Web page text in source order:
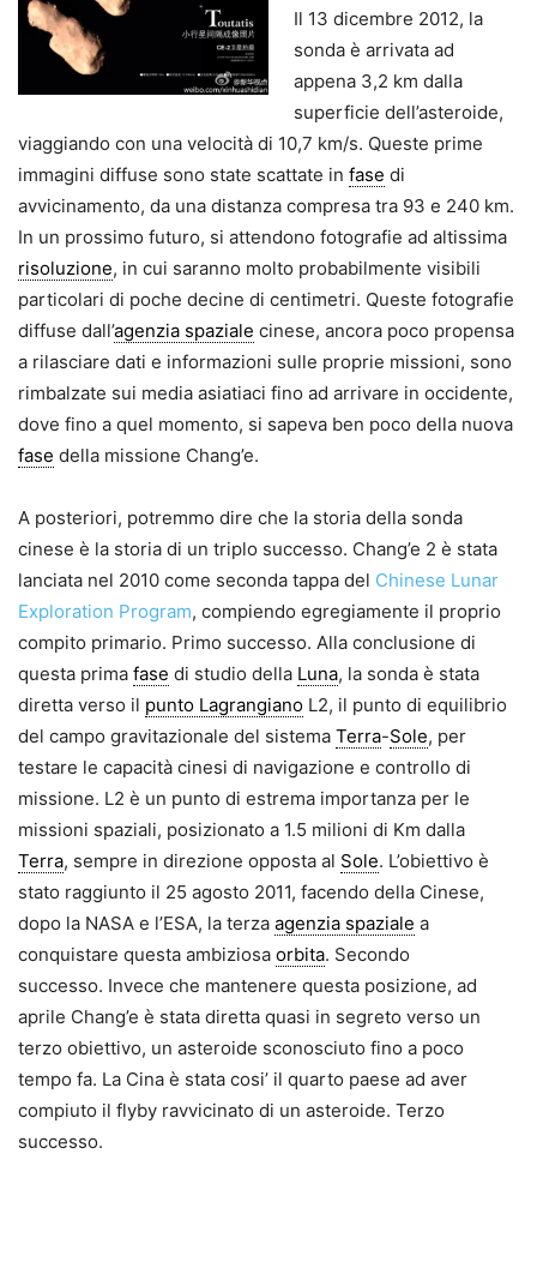
Il 13 dicembre 2012, la
sonda è arrivata ad
appena 3,2 km dalla
superficie dell’asteroide,
viaggiando con una velocità di 10,7 km/s. Queste prime
immagini diffuse sono state scattate in fase di
avvicinamento, da una distanza compresa tra 93 e 240 km.
In un prossimo futuro, si attendono fotografie ad altissima
risoluzione, in cui saranno molto probabilmente visibili
particolari di poche decine di centimetri. Queste fotografie
diffuse dall’agenzia spaziale cinese, ancora poco propensa
a rilasciare dati e informazioni sulle proprie missioni, sono
rimbalzate sui media asiatiaci fino ad arrivare in occidente,
dove fino a quel momento, si sapeva ben poco della nuova
fase della missione Chang’e.
A posteriori, potremmo dire che la storia della sonda
cinese è la storia di un triplo successo. Chang’e 2 è stata
lanciata nel 2010 come seconda tappa del Chinese Lunar
Exploration Program, compiendo egregiamente il proprio
compito primario. Primo successo. Alla conclusione di
questa prima fase di studio della Luna, la sonda è stata
diretta verso il punto Lagrangiano L2, il punto di equilibrio
del campo gravitazionale del sistema Terra-Sole, per
testare le capacità cinesi di navigazione e controllo di
missione. L2 è un punto di estrema importanza per le
missioni spaziali, posizionato a 1.5 milioni di Km dalla
Terra, sempre in direzione opposta al Sole. L’obiettivo è
stato raggiunto il 25 agosto 2011, facendo della Cinese,
dopo la NASA e l’ESA, la terza agenzia spaziale a
conquistare questa ambiziosa orbita. Secondo
successo. Invece che mantenere questa posizione, ad
aprile Chang’e è stata diretta quasi in segreto verso un
terzo obiettivo, un asteroide sconosciuto fino a poco
tempo fa. La Cina è stata cosi’ il quarto paese ad aver
compiuto il flyby ravvicinato di un asteroide. Terzo
successo.